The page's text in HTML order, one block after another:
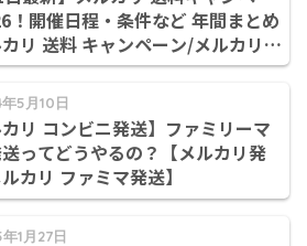
！開催日程・条件など 年間まとめ
カリ 送料 キャンペーン/メルカリ
ャンペーン いつ/メルカリ 送料 キ
ン いつまで】
5月10日
カリ コンビニ発送】ファミリーマ
ってどうやるの？【メルカリ発
カリ ファミマ発送】
1月27日